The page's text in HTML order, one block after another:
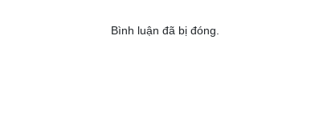
Bình luận đã bị đóng.